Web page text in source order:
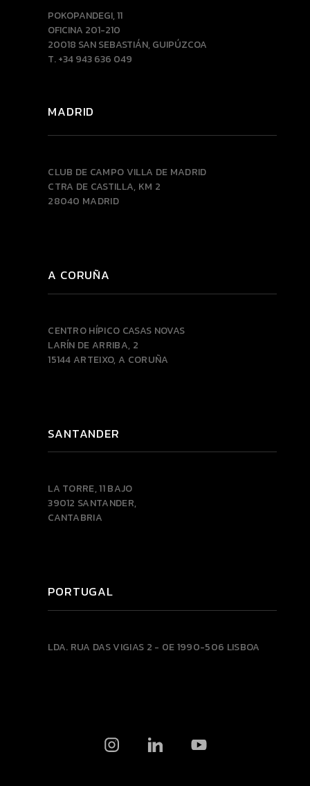
POKOPANDEGI, 11
OFICINA 201-210
20018 SAN SEBASTIÁN, GUIPÚZCOA
T. +34 943 636 049
MADRID
CLUB DE CAMPO VILLA DE MADRID
CTRA DE CASTILLA, KM 2
28040 MADRID
A CORUÑA
CENTRO HÍPICO CASAS NOVAS
LARÍN DE ARRIBA, 2
15144 ARTEIXO, A CORUÑA
SANTANDER
LA TORRE, 11 BAJO
39012 SANTANDER,
CANTABRIA
PORTUGAL
LDA. RUA DAS VIGIAS 2 - 0E1990-506 LISBOA